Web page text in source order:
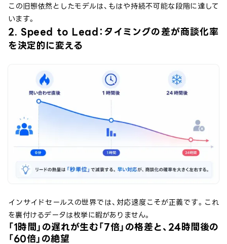
この旧態依然としたモデルは、もはや持続不可能な段階に達して
います。
2. Speed to Lead：タイミングの差が商談化率
を決定的に変える
インサイドセールスの世界では、対応速度こそが正義です。これ
を裏付けるデータは枚挙に暇がありません。
「1時間」の遅れが生む「7倍」の格差と、24時間後の
「60倍」の絶望